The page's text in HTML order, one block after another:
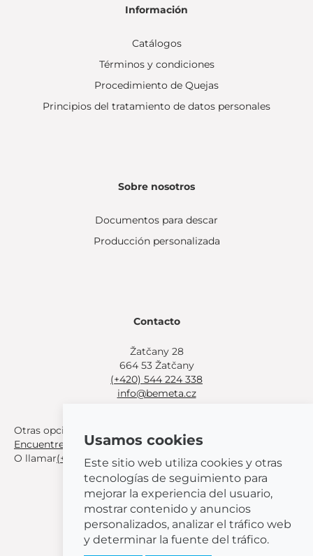
Información
Catálogos
Términos y condiciones
Procedimiento de Quejas
Principios del tratamiento de datos personales
Sobre nosotros
Documentos para descar
Producción personalizada
Contacto
Žatčany 28
664 53 Žatčany
(+420) 544 224 338
info@bemeta.cz
Otras opciones de compra:
Encuentre un distribuidor cerca de usted
O llamar(+420) 544 224 338.
© 2026 BEMETA
Usamos cookies
Este sitio web utiliza cookies y otras
tecnologías de seguimiento para
mejorar la experiencia del usuario,
mostrar contenido y anuncios
personalizados, analizar el tráfico web
y determinar la fuente del tráfico.